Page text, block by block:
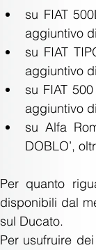
su FIAT
aggiuntivo
su FIAT
aggiuntivo
su FIAT
aggiuntivo
su Alfa
DOBLO’,
Per quanto
disponibili dal
sul Ducato.
Per usufruire